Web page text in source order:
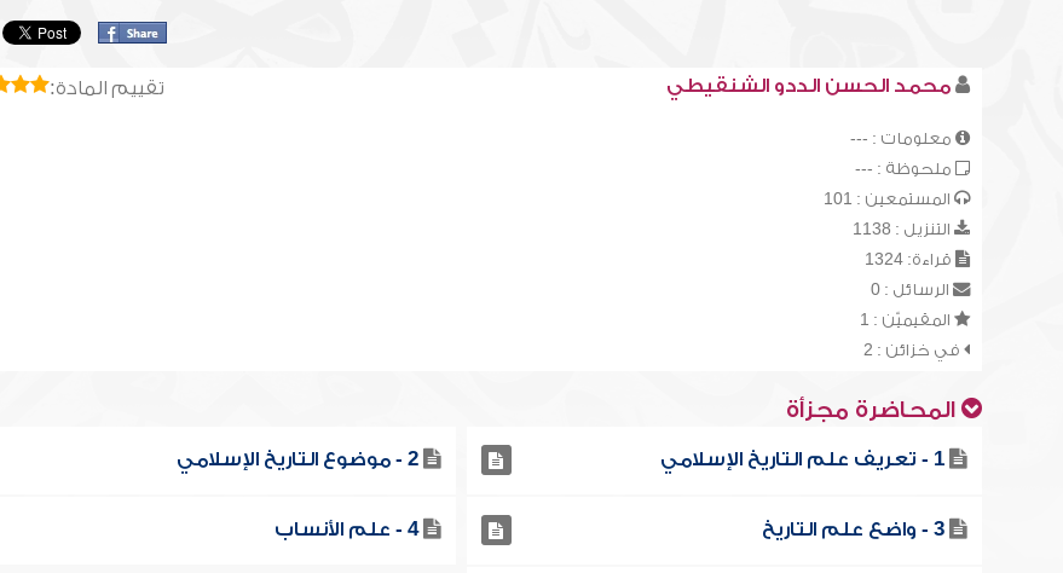
تقييم المادة: محمد الحسن الددو الشنقيطي
معلومات : ---
ملحوظة : ---
المستمعين : 101
التنزيل : 1138
قراءة: 1324
الرسائل : 0
المقيميّن : 1
في خزائن : 2
المحاضرة مجزأة
1 - تعريف علم التاريخ الإسلامي 2 - موضوع التاريخ الإسلامي
3 - واضع علم التاريخ 4 - علم الأنساب